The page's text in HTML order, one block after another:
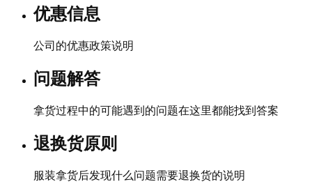
优惠信息
公司的优惠政策说明
问题解答
拿货过程中的可能遇到的问题在这里都能找到答案
退换货原则
服装拿货后发现什么问题需要退换货的说明